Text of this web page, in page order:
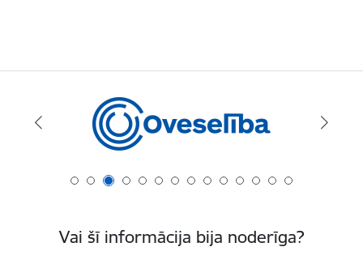
Vai šī informācija bija noderīga?